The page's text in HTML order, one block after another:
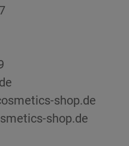
shop.de
shop.de